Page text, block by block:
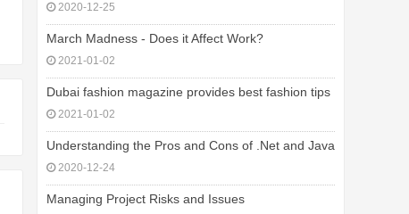
2020-12-25
March Madness - Does it Affect Work?
2021-01-02
Dubai fashion magazine provides best fashion tips
2021-01-02
Understanding the Pros and Cons of .Net and Java
2020-12-24
Managing Project Risks and Issues